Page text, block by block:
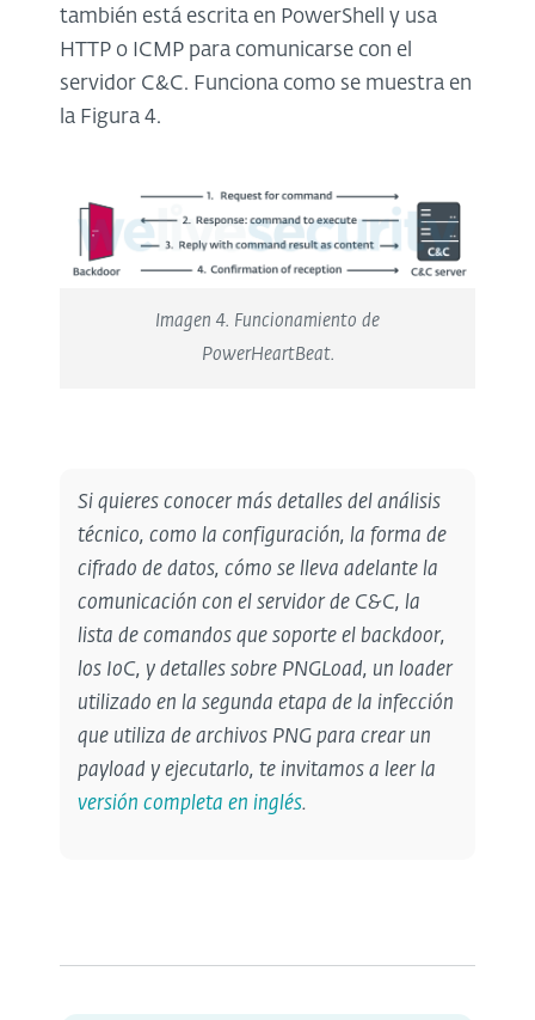
también está escrita en PowerShell y usa
HTTP o ICMP para comunicarse con el
servidor C&C. Funciona como se muestra en
la Figura 4.
Imagen 4. Funcionamiento de
PowerHeartBeat.
Si quieres conocer más detalles del análisis
técnico, como la configuración, la forma de
cifrado de datos, cómo se lleva adelante la
comunicación con el servidor de C&C, la
lista de comandos que soporte el backdoor,
los IoC, y detalles sobre PNGLoad, un loader
utilizado en la segunda etapa de la infección
que utiliza de archivos PNG para crear un
payload y ejecutarlo, te invitamos a leer la
versión completa en inglés.